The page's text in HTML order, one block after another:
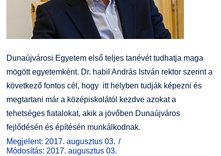
Dunaújvárosi Egyetem első teljes tanévét tudhatja maga
mögött egyetemként. Dr. habil András István rektor szerint a
következő fontos cél, hogy itt helyben tudják képezni és
megtartani már a középiskolától kezdve azokat a
tehetséges fiatalokat, akik a jövőben Dunaújváros
fejlődésén és építésén munkálkodnak.
Megjelent: 2017. augusztus 03.
Módosítás: 2017. augusztus 03.